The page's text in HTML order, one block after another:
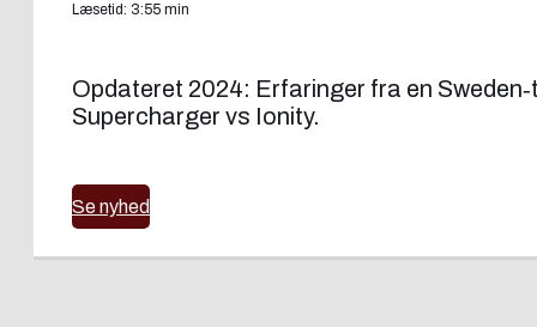
Læsetid: 3:55 min
Opdateret 2024: Erfaringer fra en
Supercharger vs Ionity.
Se nyhed